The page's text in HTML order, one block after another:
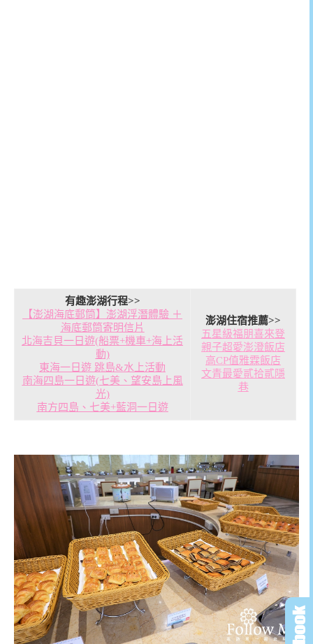
有趣澎湖行程>>
【澎湖海底郵筒】澎湖浮潛體驗 ＋
海底郵筒寄明信片
北海吉貝一日遊(船票+機車+海上活
動)
東海一日遊 跳島&水上活動
南海四島一日遊(七美、望安島上風
光)
南方四島、七美+藍洞一日遊
澎湖住宿推薦>>
五星級福朋喜來登
親子超愛澎澄飯店
高CP值雅霖飯店
文青最愛貳拾貳隱
巷